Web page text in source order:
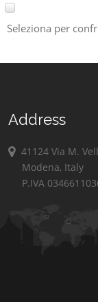
Seleziona per
Address
41124 Via M.
Modena, Italy
P.IVA